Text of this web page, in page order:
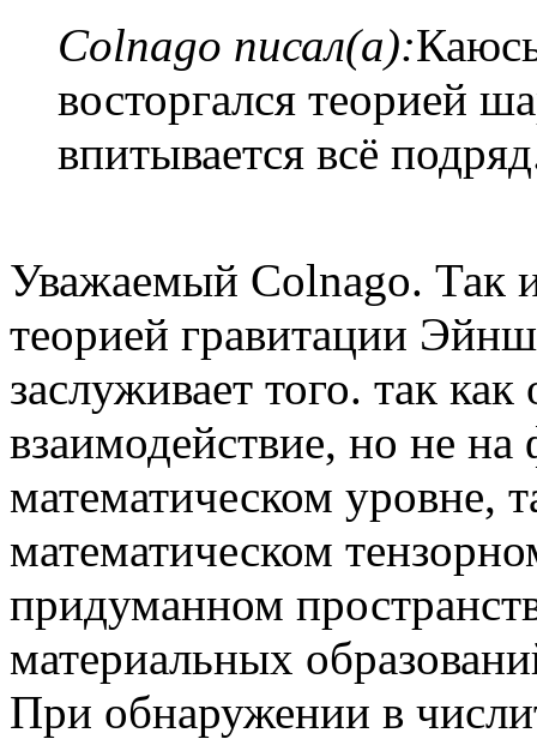
Colnago писал(а):
восторгался теорией
впитывается всё
Уважаемый Colnago. Так
теорией гравитации
заслуживает того. так
взаимодействие, но не
математическом уровне,
математическом
придуманном
материальных
При обнаружении в